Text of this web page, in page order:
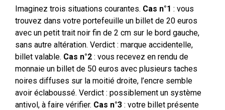
Imaginez trois situations courantes. Cas n°1 : vous
trouvez dans votre portefeuille un billet de 20 euros
avec un petit trait noir fin de 2 cm sur le bord gauche,
sans autre altération. Verdict : marque accidentelle,
billet valable. Cas n°2 : vous recevez en rendu de
monnaie un billet de 50 euros avec plusieurs taches
noires diffuses sur la moitié droite, l’encre semble
avoir éclaboussé. Verdict : possiblement un système
antivol, à faire vérifier. Cas n°3 : votre billet présente